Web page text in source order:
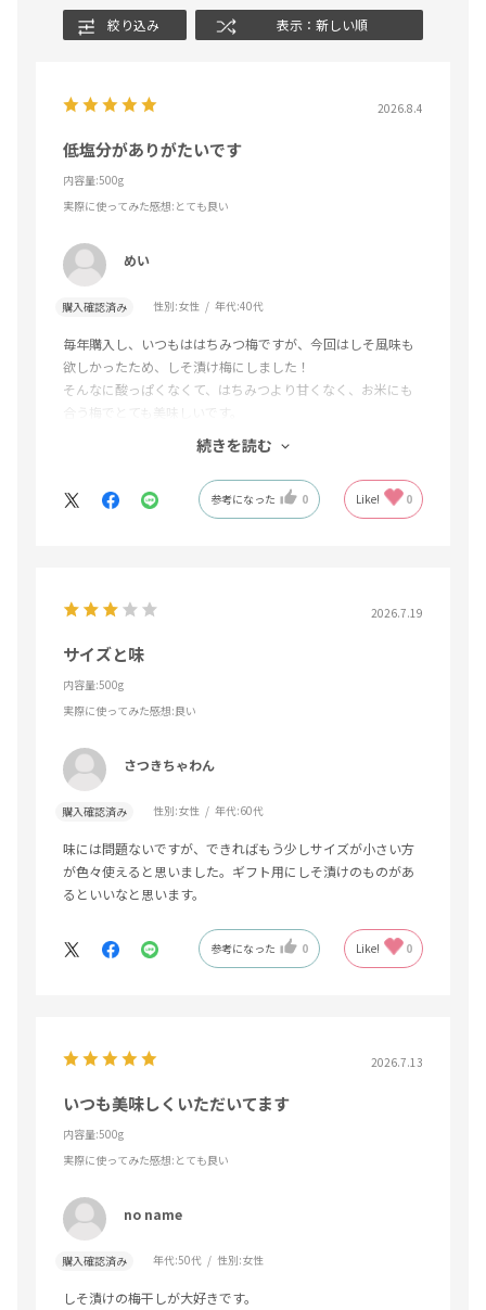
絞り込み 表示：新しい順
2026.8.4
低塩分がありがたいです
内容量:500g
実際に使ってみた感想:とても良い
めい
購入確認済み 性別:女性 年代:40代
毎年購入し、いつもははちみつ梅ですが、今回はしそ風味も
欲しかったため、しそ漬け梅にしました！
そんなに酸っぱくなくて、はちみつより甘くなく、お米にも
合う梅でとても美味しいです。
スーパー等店頭で塩分4%を探すのはなかなか大変なので、こ
うやって購入できるのは、とてもありがたいです。
続きを読む
参考になった 0 Like! 0
2026.7.19
サイズと味
内容量:500g
実際に使ってみた感想:良い
さつきちゃわん
購入確認済み 性別:女性 年代:60代
味には問題ないですが、できればもう少しサイズが小さい方
が色々使えると思いました。ギフト用にしそ漬けのものがあ
るといいなと思います。
参考になった 0 Like! 0
2026.7.13
いつも美味しくいただいてます
内容量:500g
実際に使ってみた感想:とても良い
no name
購入確認済み 年代:50代 性別:女性
しそ漬けの梅干しが大好きです。